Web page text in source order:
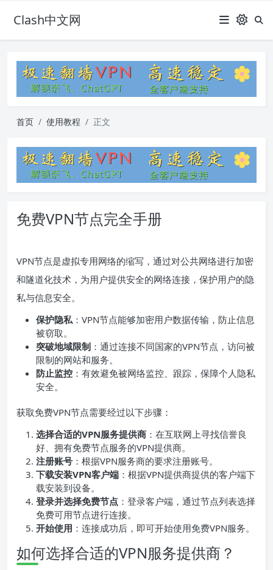
Clash中文网
首页 使用教程 正文
免费VPN节点完全手册
VPN节点是虚拟专用网络的缩写，通过对公共网络进行加密
和隧道化技术，为用户提供安全的网络连接，保护用户的隐
私与信息安全。
保护隐私：VPN节点能够加密用户数据传输，防止信息
被窃取。
突破地域限制 ：通过连接不同国家的VPN节点，访问被
限制的网站和服务。
防止监控 ：有效避免被网络监控、跟踪，保障个人隐私
安全。
获取免费VPN节点需要经过以下步骤：
选择合适的VPN服务提供商 ：在互联网上寻找信誉良
好、拥有免费节点服务的VPN提供商。
注册账号 ：根据VPN服务商的要求注册账号。
下载安装VPN客户端 ：根据VPN提供商提供的客户端下
载安装到设备。
登录并选择免费节点 ：登录客户端，通过节点列表选择
免费可用节点进行连接。
开始使用 ：连接成功后，即可开始使用免费VPN服务。
如何选择合适的VPN服务提供商？